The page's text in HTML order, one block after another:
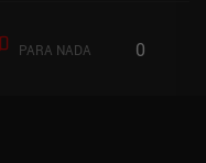
PARA NADA 0